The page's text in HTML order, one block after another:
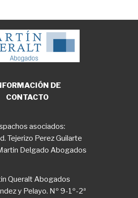
DE
CONTACTO
asociados:
Tejerizo Perez Guilarte
Delgado Abogados
Queralt Abogados
y Pelayo. Nº 9-1º-2ª